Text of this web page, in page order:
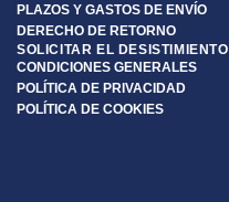
PLAZOS Y GASTOS DE ENVÍO
DERECHO DE RETORNO
SOLICITAR EL DESISTIMIENTO
CONDICIONES GENERALES
POLÍTICA DE PRIVACIDAD
POLÍTICA DE COOKIES